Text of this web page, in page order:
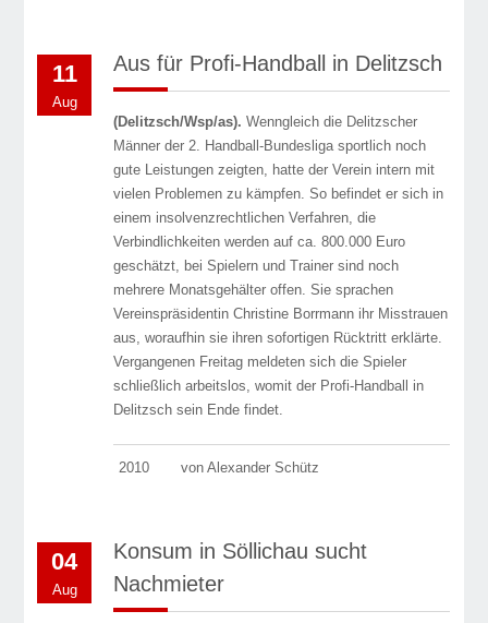
11
Aug
Aus für Profi-Handball in Delitzsch
(Delitzsch/Wsp/as). Wenngleich die Delitzscher
Männer der 2. Handball-Bundesliga sportlich noch
gute Leistungen zeigten, hatte der Verein intern mit
vielen Problemen zu kämpfen. So be­fin­det er sich in
einem insolvenzrechtlichen Verfahren, die
Verbindlichkeiten werden auf ca. 800.000 Euro
geschätzt, bei Spielern und Trainer sind noch
mehrere Monatsgehälter offen. Sie sprachen
Vereinspräsidentin Christine Borrmann ihr Misstrauen
aus, wo­raufhin sie ihren sofor­tigen Rücktritt erklärte.
Vergangenen Freitag meldeten sich die Spieler
schließlich arbeitslos, womit der Profi-Handball in
Delitzsch sein Ende findet.
2010 von Alexander Schütz
04
Aug
Konsum in Söllichau sucht
Nachmieter